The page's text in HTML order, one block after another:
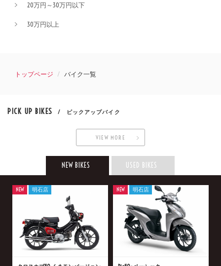
20万円～30万円以下
30万円以上
トップページ バイク一覧
PICK UP BIKES / ピックアップバイク
VIEW MORE
NEW BIKES USED BIKES
NEW 明石店 NEW 明石店